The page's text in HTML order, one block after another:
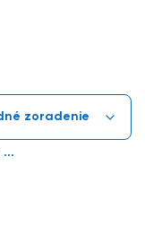
...